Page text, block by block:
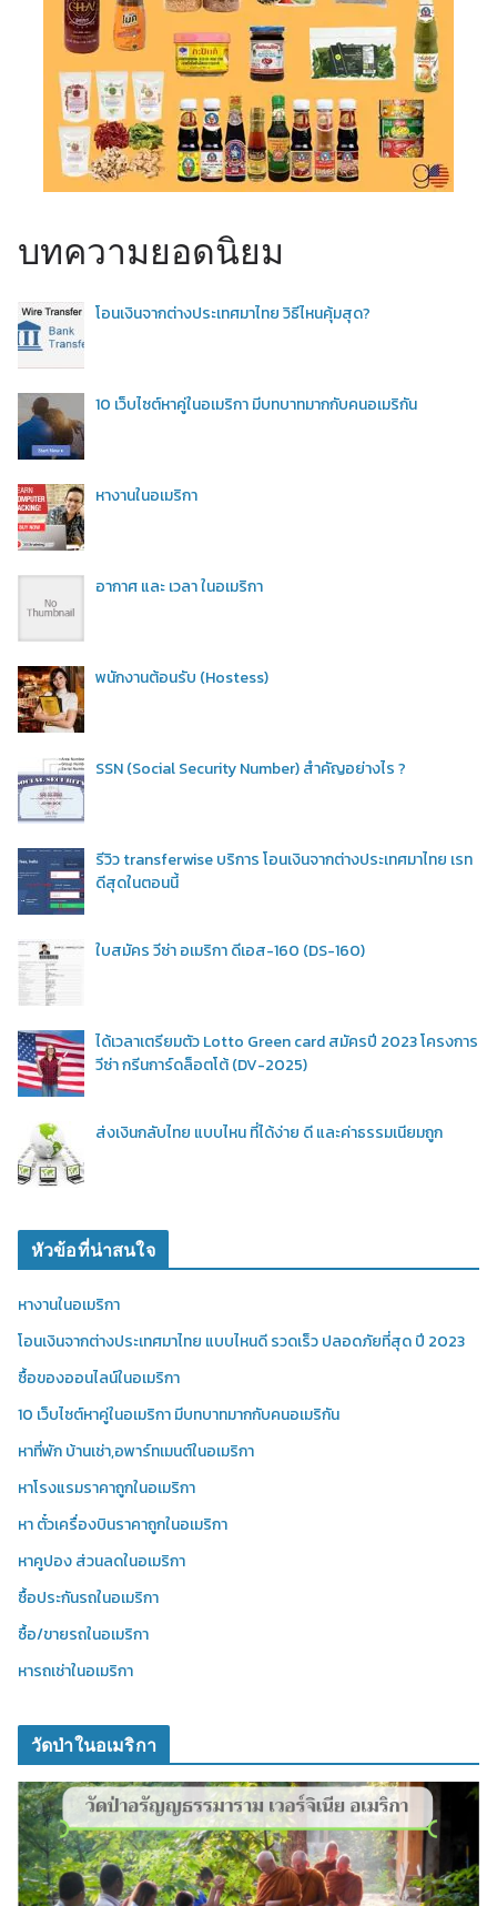
บทความยอดนิยม
โอนเงินจากต่างประเทศมาไทย วิธีไหนคุ้มสุด?
10 เว็บไซต์หาคู่ในอเมริกา มีบทบาทมากกับคนอเมริกัน
หางานในอเมริกา
อากาศ และ เวลา ในอเมริกา
พนักงานต้อนรับ (Hostess)
SSN (Social Security Number) สำคัญอย่างไร ?
รีวิว transferwise บริการ โอนเงินจากต่างประเทศมาไทย เรท
ดีสุดในตอนนี้
ใบสมัคร วีซ่า อเมริกา ดีเอส-160 (DS-160)
ได้เวลาเตรียมตัว Lotto Green card สมัครปี 2023 โครงการ
วีซ่า กรีนการ์ดล็อตโต้ (DV-2025)
ส่งเงินกลับไทย แบบไหน ที่ได้ง่าย ดี และค่าธรรมเนียมถูก
หัวข้อที่น่าสนใจ
หางานในอเมริกา
โอนเงินจากต่างประเทศมาไทย แบบไหนดี รวดเร็ว ปลอดภัยที่สุด ปี 2023
ซื้อของออนไลน์ในอเมริกา
10 เว็บไซต์หาคู่ในอเมริกา มีบทบาทมากกับคนอเมริกัน
หาที่พัก บ้านเช่า,อพาร์ทเมนต์ในอเมริกา
หาโรงแรมราคาถูกในอเมริกา
หา ตั๋วเครื่องบินราคาถูกในอเมริกา
หาคูปอง ส่วนลดในอเมริกา
ซื้อประกันรถในอเมริกา
ซื้อ/ขายรถในอเมริกา
หารถเช่าในอเมริกา
วัดป่าในอเมริกา